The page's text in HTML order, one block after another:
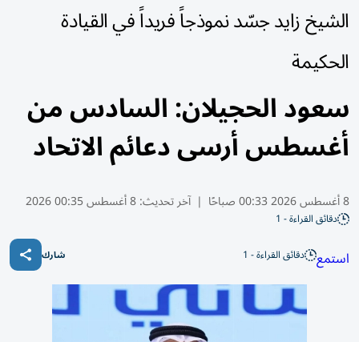
الشيخ زايد جسّد نموذجاً فريداً في القيادة
الحكيمة
سعود الحجيلان: السادس من
أغسطس أرسى دعائم الاتحاد
8 أغسطس 2026 00:33 صباحًا | آخر تحديث:8 أغسطس 00:35 2026
دقائق القراءة - 1
استمع دقائق القراءة - 1 شارك